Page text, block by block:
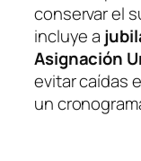
conservar el
incluye a
Asignación
evitar caídas
un